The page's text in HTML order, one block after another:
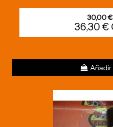
30,00 €
36,30 €
Añadir